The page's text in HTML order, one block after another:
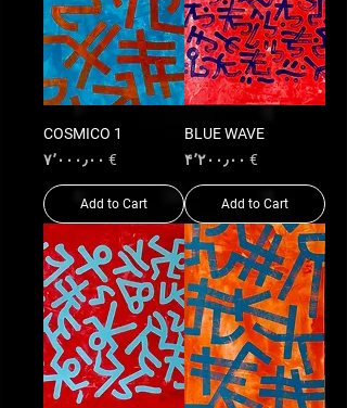
BLUE WAVE
Price
€ ۴٬۲۰۰٫۰۰
Add to Cart
COSMICO 1
Price
€ ۷٬۰۰۰٫۰۰
Add to Cart